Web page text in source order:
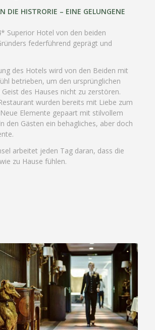
DIE HISTRORIE – EINE GELUNGENE
Superior Hotel von den beiden
federführend geprägt und
des Hotels wird von den Beiden mit
betrieben, um den ursprünglichen
des Hauses nicht zu zerstören.
wurden bereits mit Liebe zum
Elemente gepaart mit stilvollem
den Gästen ein behagliches, aber doch
arbeitet jeden Tag daran, dass die
zu Hause fühlen.